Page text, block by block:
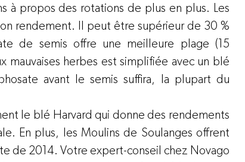
à propos des rotations de plus en plus. Les
rendement. Il peut être supérieur de 30 %
de semis offre une meilleure plage (15
herbes est simplifiée avec un blé
avant le semis suffira, la plupart du
le blé Harvard qui donne des rendements
En plus, les Moulins de Soulanges offrent
de 2014. Votre expert-conseil chez Novago